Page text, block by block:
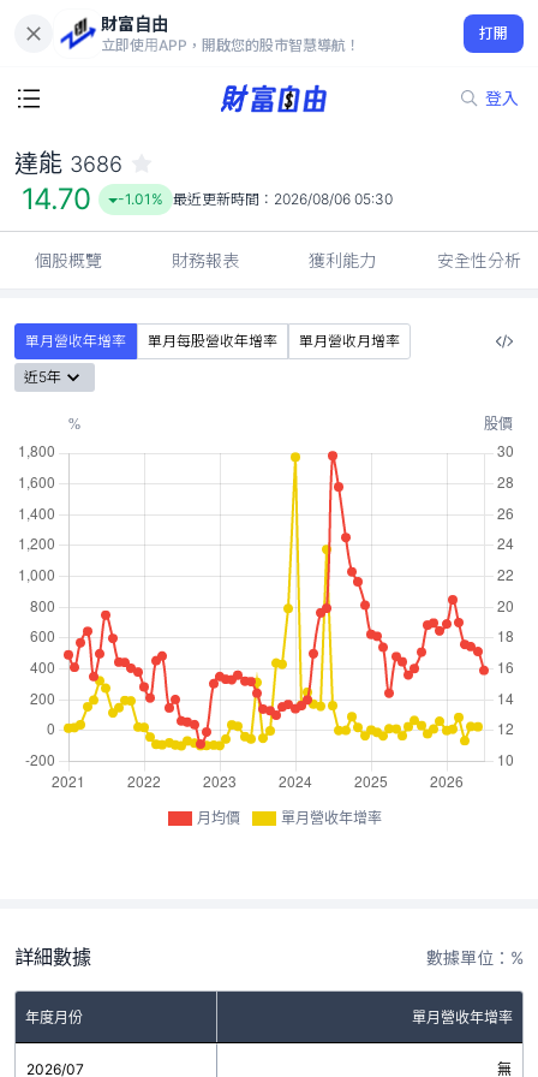
財富自由
立即使用APP，開啟您的股市智慧導航！
打開
登入
14.70
-1.01%
達能 3686
14.70 -1.01% 最近更新時間： 2026/08/06 05:30
個股概覽 財務報表 獲利能力 安全性分析
單月營收年增率 單月每股營收年增率
單月營收月增率
近5年
月均價 單月營收年增率
詳細數據 數據單位：%
年度月份 單月營收年增率
2026/07 無